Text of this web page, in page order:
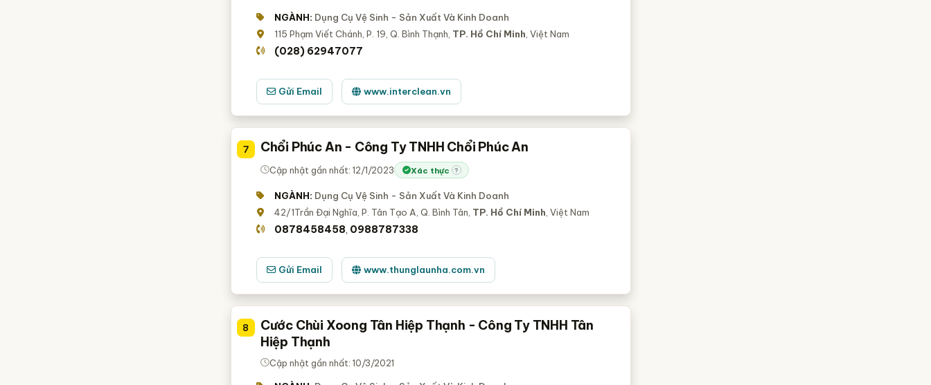
NGÀNH: Dụng Cụ Vệ Sinh - Sản Xuất Và Kinh Doanh
115 Phạm Viết Chánh, P. 19, Q. Bình Thạnh, TP. Hồ Chí Minh , Việt Nam
(028) 62947077
Gửi Email www.interclean.vn
7 Chổi Phúc An - Công Ty TNHH Chổi Phúc An
Cập nhật gần nhất: 12/1/2023 Xác thực ?
NGÀNH: Dụng Cụ Vệ Sinh - Sản Xuất Và Kinh Doanh
42/1Trần Đại Nghĩa, P. Tân Tạo A, Q. Bình Tân, TP. Hồ Chí Minh , Việt Nam
0878458458 0988787338
Gửi Email www.thunglaunha.com.vn
8
Cước Chùi Xoong Tân Hiệp Thạnh - Công Ty TNHH Tân
Hiệp Thạnh
Cập nhật gần nhất: 10/3/2021